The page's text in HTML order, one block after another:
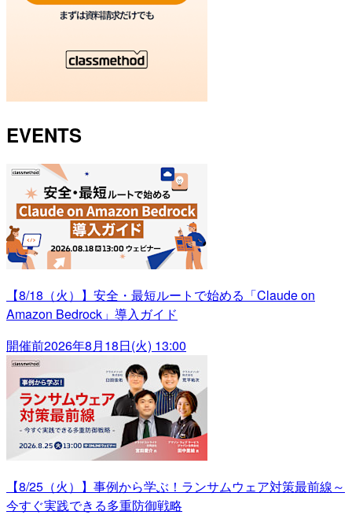
EVENTS
【8/18（火）】安全・最短ルートで始める「Claude on
Amazon Bedrock」導入ガイド
開催前2026年8月18日(火) 13:00
【8/25（火）】事例から学ぶ！ランサムウェア対策最前線～
今すぐ実践できる多重防御戦略